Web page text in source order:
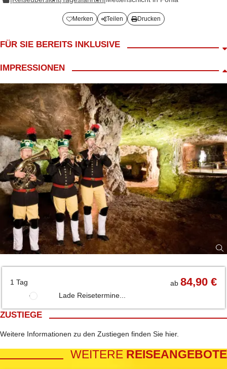
Merken Teilen Drucken
FÜR SIE BEREITS INKLUSIVE
mit der Grubenbahn, Bergkonzert, Bergbrot
IMPRESSIONEN
1 Tag ab84,90 €
Lade Reisetermine...
ZUSTIEGE
Weitere Informationen zu den Zustiegen finden Sie hier.
WEITERE REISEANGEBOTE